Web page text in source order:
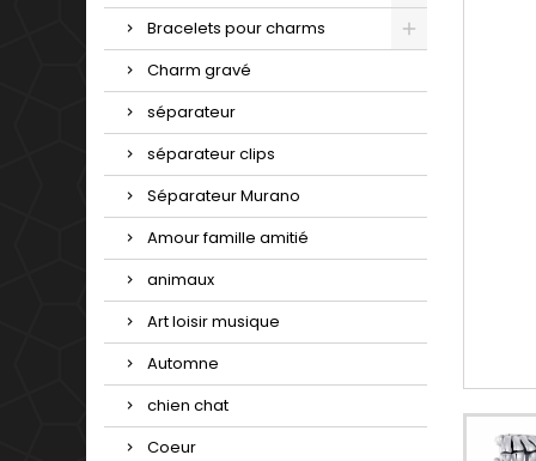
Bracelets pour charms
Charm gravé
séparateur
séparateur clips
Séparateur Murano
Amour famille amitié
animaux
Art loisir musique
Automne
chien chat
Coeur